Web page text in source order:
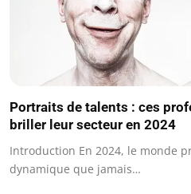
Portraits de talents : ces
briller leur secteur en 2024
Introduction En 2024, le monde
dynamique que jamais…